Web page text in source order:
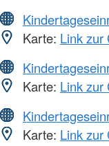
Karte: Link zur
Karte: Link zur
Karte: Link zur